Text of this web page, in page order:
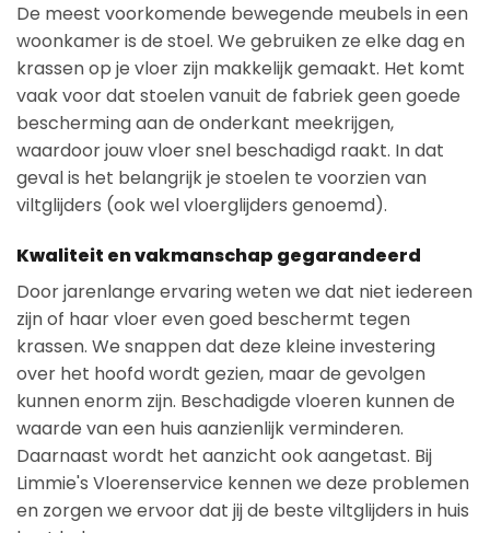
De meest voorkomende bewegende meubels in een
woonkamer is de stoel. We gebruiken ze elke dag en
krassen op je vloer zijn makkelijk gemaakt. Het komt
vaak voor dat stoelen vanuit de fabriek geen goede
bescherming aan de onderkant meekrijgen,
waardoor jouw vloer snel beschadigd raakt. In dat
geval is het belangrijk je stoelen te voorzien van
viltglijders (ook wel vloerglijders genoemd).
Kwaliteit en vakmanschap gegarandeerd
Door jarenlange ervaring weten we dat niet iedereen
zijn of haar vloer even goed beschermt tegen
krassen. We snappen dat deze kleine investering
over het hoofd wordt gezien, maar de gevolgen
kunnen enorm zijn. Beschadigde vloeren kunnen de
waarde van een huis aanzienlijk verminderen.
Daarnaast wordt het aanzicht ook aangetast. Bij
Limmie's Vloerenservice kennen we deze problemen
en zorgen we ervoor dat jij de beste viltglijders in huis